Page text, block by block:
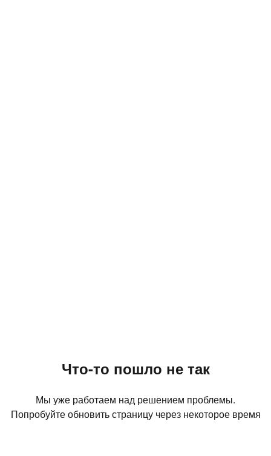
Что-то пошло не так
Мы уже работаем над решением проблемы.
Попробуйте обновить страницу через некоторое время